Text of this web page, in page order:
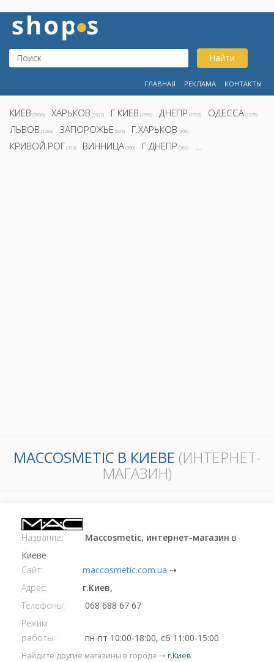
Найти
ГЛАВНАЯ РЕКЛАМА КОНТАКТЫ
КИЕВ (8800) ХАРЬКОВ (5922) Г.КИЕВ (1995) ДНЕПР (1692) ОДЕССА (1578)
ЛЬВОВ (1282) ЗАПОРОЖЬЕ (855) Г.ХАРЬКОВ (808)
КРИВОЙ РОГ (392) ВИННИЦА (390) Г.ДНЕПР (362) ...
MACCOSMETIC В КИЕВЕ (ИНТЕРНЕТ-
МАГАЗИН)
Название: Maccosmetic, интернет-магазин в
Киеве
Сайт:
maccosmetic.com.ua ⇢
Адрес:
г.Киев,
Телефоны:
068 688 67 67
Режим
работы:
пн-пт 10:00-18:00, сб 11:00-15:00
Найдите другие магазины в городе ⇢ г.Киев